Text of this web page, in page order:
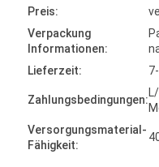
Preis:
Verpackung
Informationen:
Lieferzeit:
Zahlungsbedingungen:
Versorgungsmaterial-
Fähigkeit: